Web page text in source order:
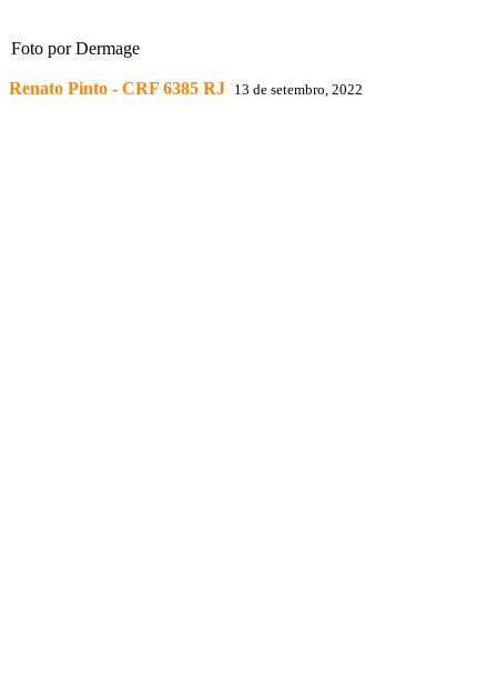
Foto por Dermage
Renato Pinto - CRF 6385 RJ 13 de setembro, 2022